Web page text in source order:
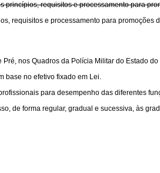
princípios, requisitos e processamento para
requisitos e processamento para
Pré, nos Quadros da Polícia Militar do Estado
base no efetivo fixado em Lei.
para desempenho das diferentes
de forma regular, gradual e sucessiva, às